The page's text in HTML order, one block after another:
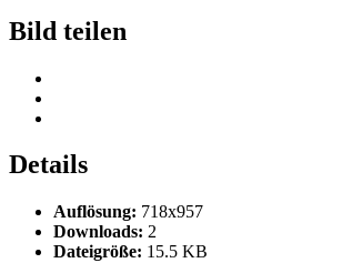
Bild teilen
Details
Auflösung: 718x957
Downloads: 2
Dateigröße: 15.5 KB